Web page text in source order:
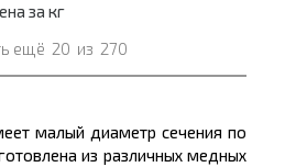
за кг
ещё 20 из 270
малый диаметр сечения по
из различных медных